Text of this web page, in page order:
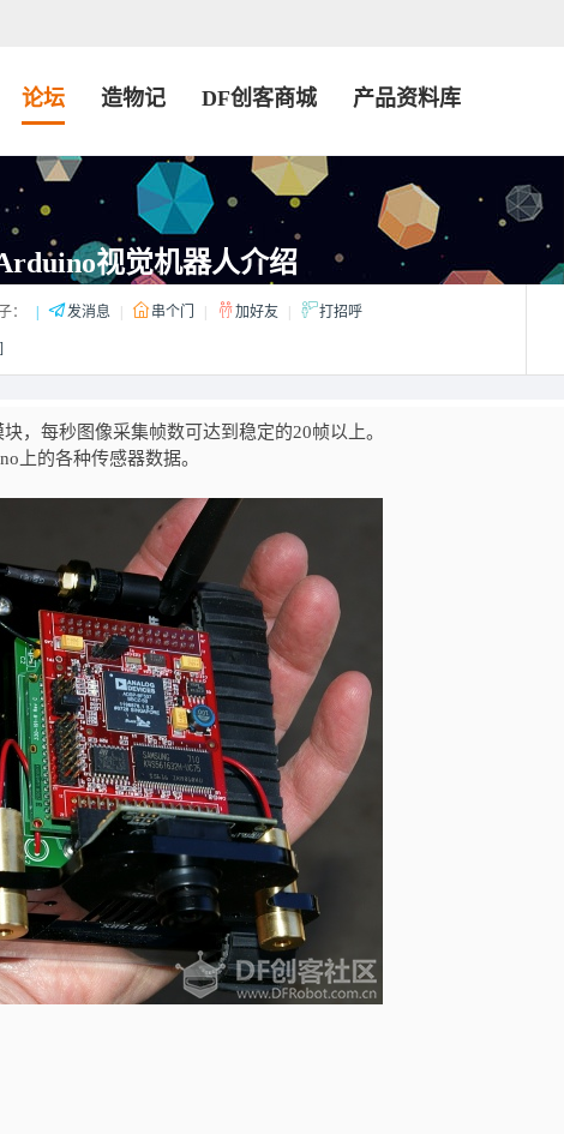
论坛 造物记 DF创客商城 产品资料库
视觉机器人介绍
： 发消息 串个门 加好友 打招呼
，每秒图像采集帧数可达到稳定的20帧以上。
上的各种传感器数据。